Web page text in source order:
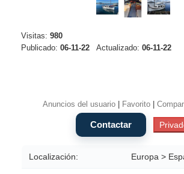
Visitas: 980
Publicado: 06-11-22 Actualizado: 06-11-22
Anuncios del usuario Favorito
Localización: Europa >